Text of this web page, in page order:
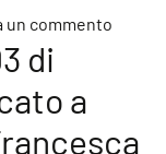
un commento
di
a